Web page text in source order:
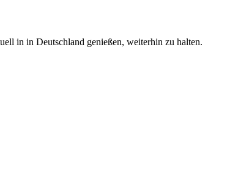
in in Deutschland genießen, weiterhin zu halten.